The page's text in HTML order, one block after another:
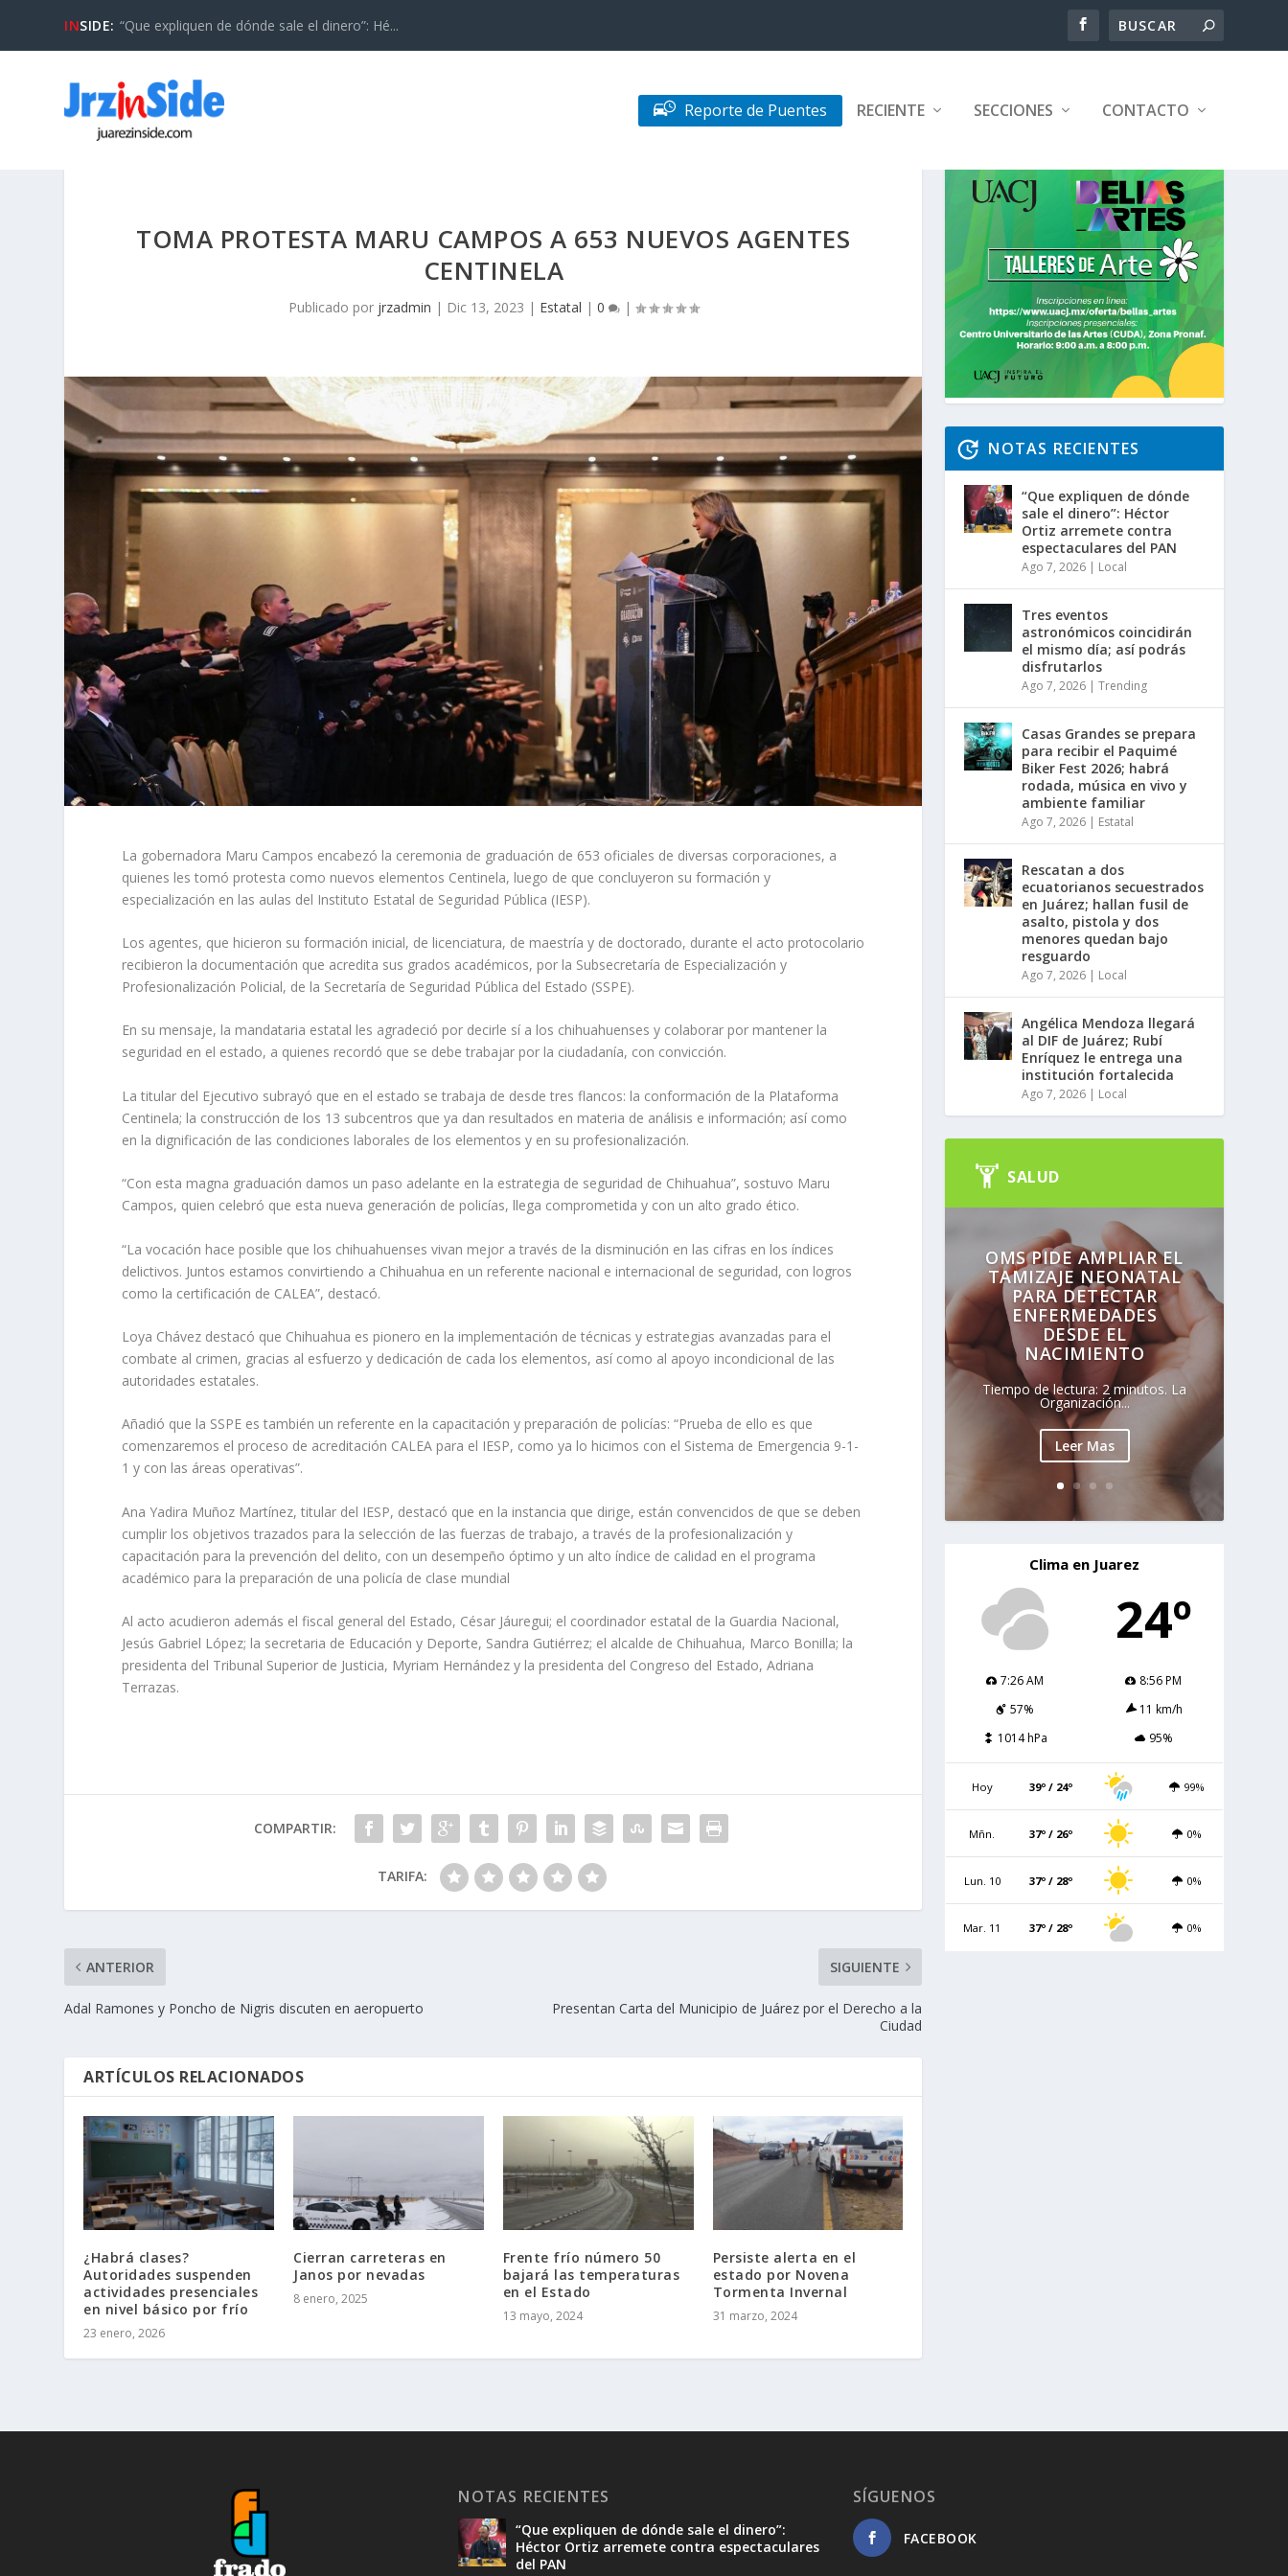
INSIDE: “Que expliquen de dónde sale el dinero”: Hé...
Reporte de Puentes RECIENTE SECCIONES CONTACTO
TOMA PROTESTA MARU CAMPOS A 653 NUEVOS AGENTES
CENTINELA
Publicado por jrzadmin | Dic 13, 2023 | Estatal | 0 |
La gobernadora Maru Campos encabezó la ceremonia de graduación de 653 oficiales de diversas corporaciones, a
quienes les tomó protesta como nuevos elementos Centinela, luego de que concluyeron su formación y
especialización en las aulas del Instituto Estatal de Seguridad Pública (IESP).
Los agentes, que hicieron su formación inicial, de licenciatura, de maestría y de doctorado, durante el acto protocolario
recibieron la documentación que acredita sus grados académicos, por la Subsecretaría de Especialización y
Profesionalización Policial, de la Secretaría de Seguridad Pública del Estado (SSPE).
En su mensaje, la mandataria estatal les agradeció por decirle sí a los chihuahuenses y colaborar por mantener la
seguridad en el estado, a quienes recordó que se debe trabajar por la ciudadanía, con convicción.
La titular del Ejecutivo subrayó que en el estado se trabaja de desde tres flancos: la conformación de la Plataforma
Centinela; la construcción de los 13 subcentros que ya dan resultados en materia de análisis e información; así como
en la dignificación de las condiciones laborales de los elementos y en su profesionalización.
“Con esta magna graduación damos un paso adelante en la estrategia de seguridad de Chihuahua”, sostuvo Maru
Campos, quien celebró que esta nueva generación de policías, llega comprometida y con un alto grado ético.
“La vocación hace posible que los chihuahuenses vivan mejor a través de la disminución en las cifras en los índices
delictivos. Juntos estamos convirtiendo a Chihuahua en un referente nacional e internacional de seguridad, con logros
como la certificación de CALEA”, destacó.
Loya Chávez destacó que Chihuahua es pionero en la implementación de técnicas y estrategias avanzadas para el
combate al crimen, gracias al esfuerzo y dedicación de cada los elementos, así como al apoyo incondicional de las
autoridades estatales.
Añadió que la SSPE es también un referente en la capacitación y preparación de policías: “Prueba de ello es que
comenzaremos el proceso de acreditación CALEA para el IESP, como ya lo hicimos con el Sistema de Emergencia 9-1-
1 y con las áreas operativas”.
Ana Yadira Muñoz Martínez, titular del IESP, destacó que en la instancia que dirige, están convencidos de que se deben
cumplir los objetivos trazados para la selección de las fuerzas de trabajo, a través de la profesionalización y
capacitación para la prevención del delito, con un desempeño óptimo y un alto índice de calidad en el programa
académico para la preparación de una policía de clase mundial
Al acto acudieron además el fiscal general del Estado, César Jáuregui; el coordinador estatal de la Guardia Nacional,
Jesús Gabriel López; la secretaria de Educación y Deporte, Sandra Gutiérrez; el alcalde de Chihuahua, Marco Bonilla; la
presidenta del Tribunal Superior de Justicia, Myriam Hernández y la presidenta del Congreso del Estado, Adriana
Terrazas.
COMPARTIR:
TARIFA:
ANTERIOR
Adal Ramones y Poncho de Nigris discuten en aeropuerto
SIGUIENTE
Presentan Carta del Municipio de Juárez por el Derecho a la
Ciudad
ARTÍCULOS RELACIONADOS
¿Habrá clases?
Autoridades suspenden
actividades presenciales
en nivel básico por frío
23 enero, 2026
Cierran carreteras en
Janos por nevadas
8 enero, 2025
Frente frío número 50
bajará las temperaturas
en el Estado
13 mayo, 2024
Persiste alerta en el
estado por Novena
Tormenta Invernal
31 marzo, 2024
NOTAS RECIENTES
“Que expliquen de dónde
sale el dinero”: Héctor
Ortiz arremete contra
espectaculares del PAN
Ago 7, 2026 | Local
Tres eventos
astronómicos coincidirán
el mismo día; así podrás
disfrutarlos
Ago 7, 2026 |Trending
Casas Grandes se prepara
para recibir el Paquimé
Biker Fest 2026; habrá
rodada, música en vivo y
ambiente familiar
Ago 7, 2026 | Estatal
Rescatan a dos
ecuatorianos secuestrados
en Juárez; hallan fusil de
asalto, pistola y dos
menores quedan bajo
resguardo
Ago 7, 2026 | Local
Angélica Mendoza llegará
al DIF de Juárez; Rubí
Enríquez le entrega una
institución fortalecida
Ago 7, 2026 | Local
SALUD
OMS PIDE AMPLIAR EL
TAMIZAJE NEONATAL
PARA DETECTAR
ENFERMEDADES
DESDE EL
NACIMIENTO
Tiempo de lectura: 2 minutos. La
Organización...
Leer Mas
Clima en Juarez
24º
7:26 AM
8:56 PM
57%
11 km/h
1014 hPa
95%
Hoy 39º / 24º 99%
Mñn. 37º / 26º 0%
Lun. 10 37º / 28º 0%
Mar. 11 37º / 28º 0%
NOTAS RECIENTES
“Que expliquen de dónde sale el dinero”:
Héctor Ortiz arremete contra espectaculares
del PAN
SÍGUENOS
FACEBOOK